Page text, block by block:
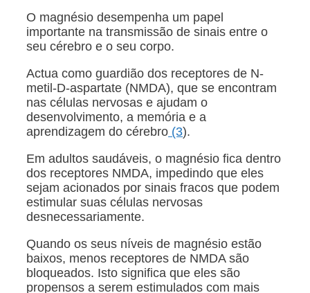
O magnésio desempenha um papel
importante na transmissão de sinais entre o
seu cérebro e o seu corpo.
Actua como guardião dos receptores de N-
metil-D-aspartate (NMDA), que se encontram
nas células nervosas e ajudam o
desenvolvimento, a memória e a
aprendizagem do cérebro (3).
Em adultos saudáveis, o magnésio fica dentro
dos receptores NMDA, impedindo que eles
sejam acionados por sinais fracos que podem
estimular suas células nervosas
desnecessariamente.
Quando os seus níveis de magnésio estão
baixos, menos receptores de NMDA são
bloqueados. Isto significa que eles são
propensos a serem estimulados com mais